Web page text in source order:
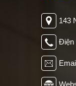
143
Điện